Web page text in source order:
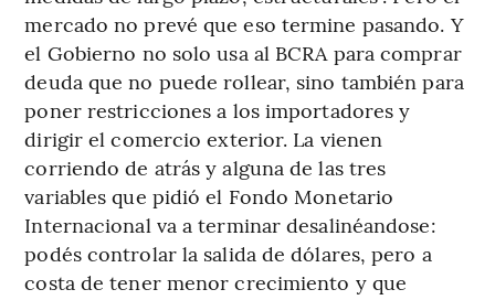
mercado no prevé que eso termine pasando. Y
el Gobierno no solo usa al BCRA para comprar
deuda que no puede rollear, sino también para
poner restricciones a los importadores y
dirigir el comercio exterior. La vienen
corriendo de atrás y alguna de las tres
variables que pidió el Fondo Monetario
Internacional va a terminar desalinéandose:
podés controlar la salida de dólares, pero a
costa de tener menor crecimiento y que